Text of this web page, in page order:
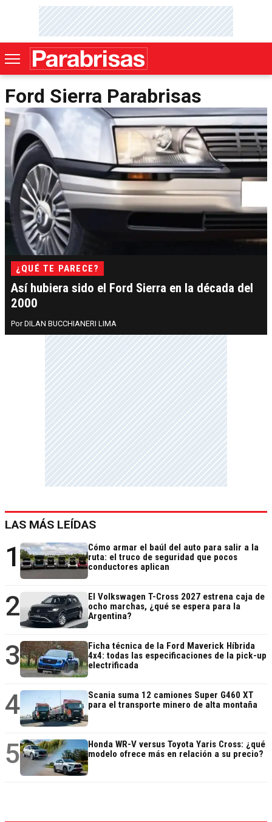
Ford Sierra Parabrisas
¿QUÉ TE PARECE?
Así hubiera sido el Ford Sierra en la década del
2000
DILAN BUCCHIANERI LIMA
LAS MÁS LEÍDAS
1
Cómo armar el baúl del auto para salir a la
ruta: el truco de seguridad que pocos
conductores aplican
2
El Volkswagen T-Cross 2027 estrena caja de
ocho marchas, ¿qué se espera para la
Argentina?
3
Ficha técnica de la Ford Maverick Híbrida
4x4: todas las especificaciones de la pick-up
electrificada
4
Scania suma 12 camiones Super G460 XT
para el transporte minero de alta montaña
5
Honda WR-V versus Toyota Yaris Cross: ¿qué
modelo ofrece más en relación a su precio?